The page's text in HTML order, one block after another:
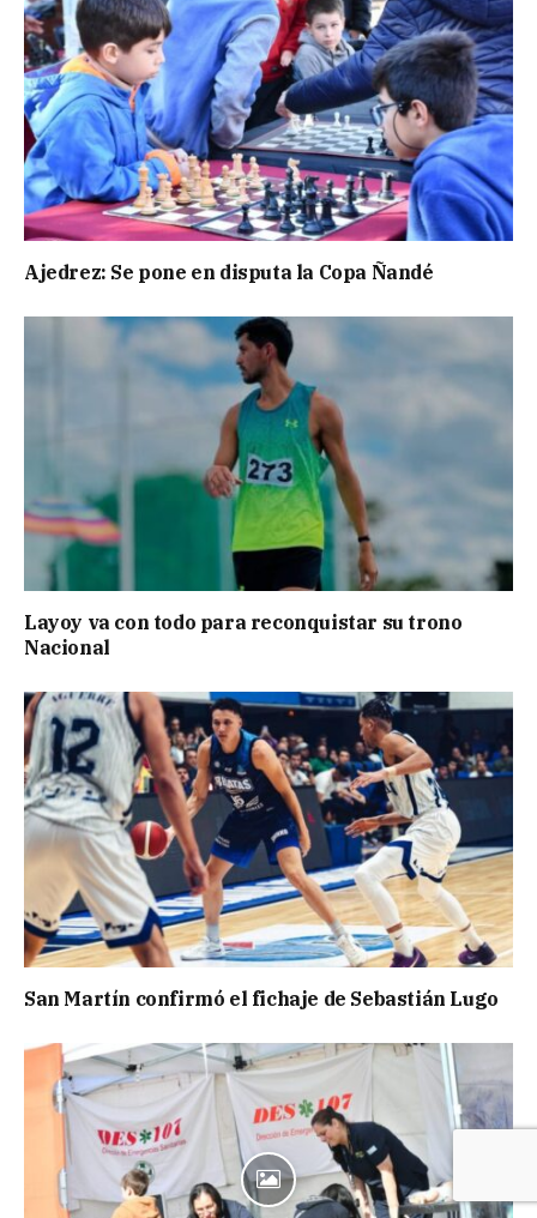
Ajedrez: Se pone en disputa la Copa Ñandé
Layoy va con todo para reconquistar su trono
Nacional
San Martín confirmó el fichaje de Sebastián Lugo